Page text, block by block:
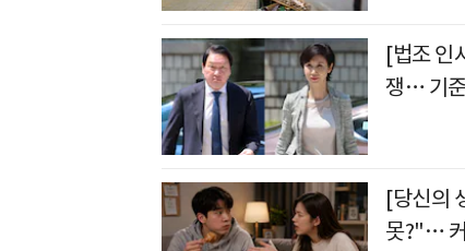
[법조 인
쟁… 기
[당신의
못?"…